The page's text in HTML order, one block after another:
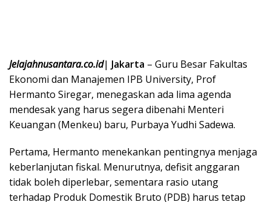
Jelajahnusantara.co.id| Jakarta – Guru Besar Fakultas
Ekonomi dan Manajemen IPB University, Prof
Hermanto Siregar, menegaskan ada lima agenda
mendesak yang harus segera dibenahi Menteri
Keuangan (Menkeu) baru, Purbaya Yudhi Sadewa.
Pertama, Hermanto menekankan pentingnya menjaga
keberlanjutan fiskal. Menurutnya, defisit anggaran
tidak boleh diperlebar, sementara rasio utang
terhadap Produk Domestik Bruto (PDB) harus tetap